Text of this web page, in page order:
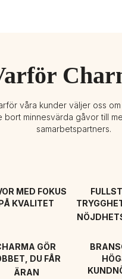
våra kunder väljer oss
bort minnesvärda gåvor till
samarbetspartners.
MED FOKUS
KVALITET
GÖR
DU FÅR
ÄRAN